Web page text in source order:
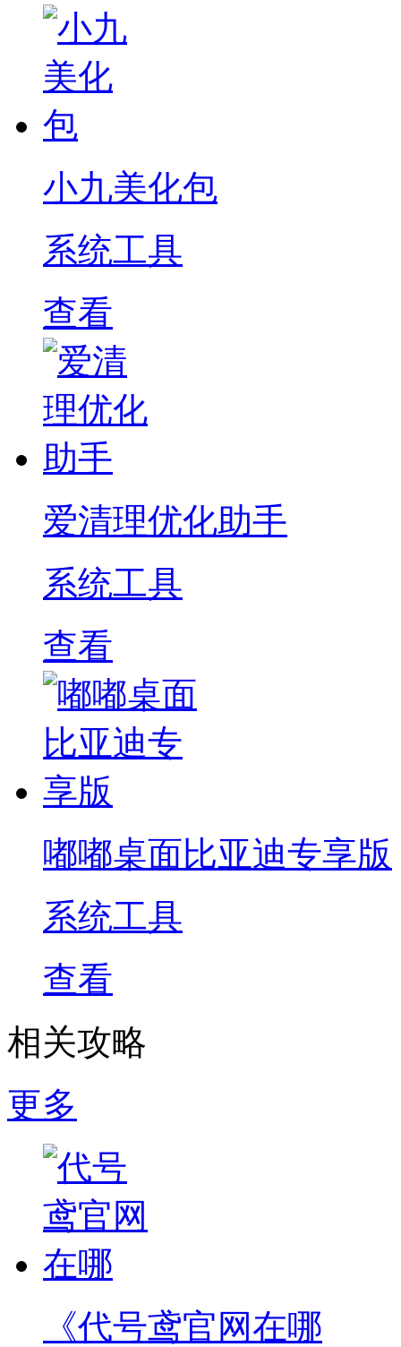
小九美化包
系统工具
查看
爱清理优化助手
系统工具
查看
嘟嘟桌面比亚迪专享版
系统工具
查看
相关攻略
更多
《代号鸢官网在哪